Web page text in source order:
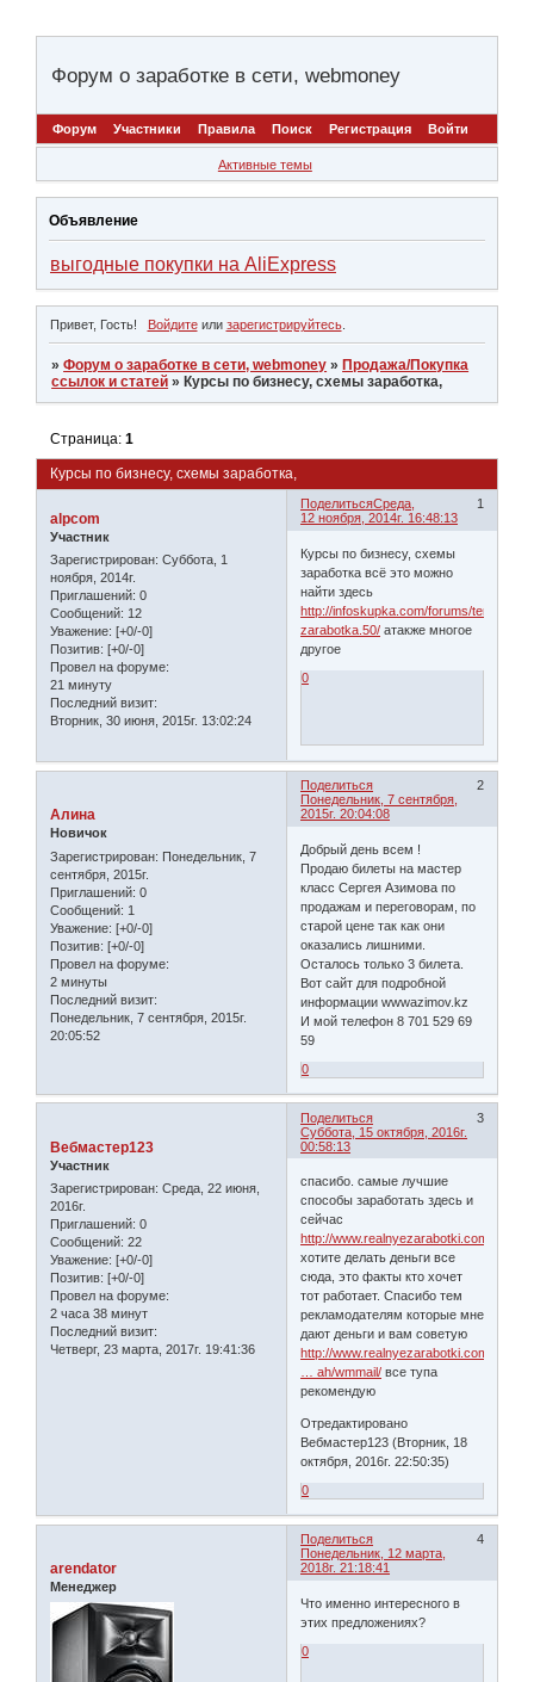
Форум о заработке в сети, webmoney
Форум Участники Правила Поиск Регистрация Войти
Активные темы
Объявление
выгодные покупки на AliExpress
Привет, Гость! Войдитеили зарегистрируйтесь.
»Форум о заработке в сети, webmoney » Продажа/Покупка
ссылок и статей » Курсы по бизнесу, схемы заработка,
Курсы по бизнесу, схемы заработка,
Страница:1
Поделиться 1
Среда,
12 ноября, 2014г. 16:48:13
alpcom
Участник
Зарегистрирован: Суббота, 1
ноября, 2014г.
Приглашений: 0
Сообщений: 12
Уважение: [+0/-0]
Позитив: [+0/-0]
Провел на форуме:
21 минуту
Последний визит:
Вторник, 30 июня, 2015г. 13:02:24
Курсы по бизнесу, схемы
заработка всё это можно
найти здесь
http://infoskupka.com/forums/temy-
zarabotka.50/ атакже многое
другое
0
Поделиться
2
Понедельник, 7 сентября,
2015г. 20:04:08
Алина
Новичок
Зарегистрирован: Понедельник, 7
сентября, 2015г.
Приглашений: 0
Сообщений: 1
Уважение: [+0/-0]
Позитив: [+0/-0]
Провел на форуме:
2 минуты
Последний визит:
Понедельник, 7 сентября, 2015г.
20:05:52
Добрый день всем !
Продаю билеты на мастер
класс Сергея Азимова по
продажам и переговорам, по
старой цене так как они
оказались лишними.
Осталось только 3 билета.
Вот сайт для подробной
информации wwwazimov.kz
И мой телефон 8 701 529 69
59
0
Поделиться
3
Суббота, 15 октября, 2016г.
00:58:13
Вебмастер123
Участник
Зарегистрирован: Среда, 22 июня,
2016г.
Приглашений: 0
Сообщений: 22
Уважение: [+0/-0]
Позитив: [+0/-0]
Провел на форуме:
2 часа 38 минут
Последний визит:
Четверг, 23 марта, 2017г. 19:41:36
спасибо. самые лучшие
способы заработать здесь и
сейчас
http://www.realnyezarabotki.com/
хотите делать деньги все
сюда, это факты кто хочет
тот работает. Спасибо тем
рекламодателям которые мне
дают деньги и вам советую
http://www.realnyezarabotki.com/
… ah/wmmail/ все тупа
рекомендую
Отредактировано
Вебмастер123 (Вторник, 18
октября, 2016г. 22:50:35)
0
Поделиться
4
Понедельник, 12 марта,
2018г. 21:18:41
arendator
Менеджер
Что именно интересного в
этих предложениях?
0